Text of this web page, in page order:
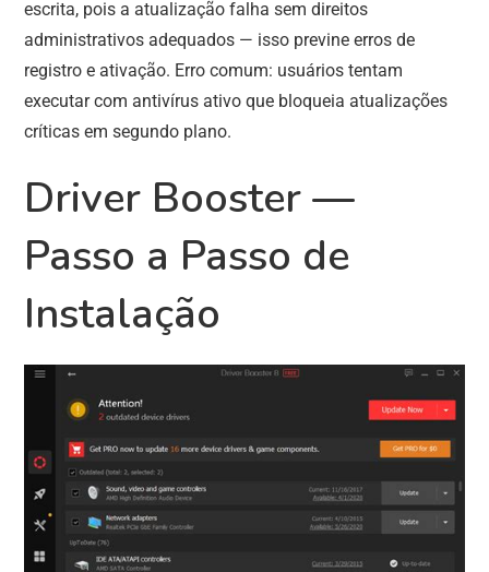
escrita, pois a atualização falha sem direitos
administrativos adequados — isso previne erros de
registro e ativação. Erro comum: usuários tentam
executar com antivírus ativo que bloqueia atualizações
críticas em segundo plano.
Driver Booster —
Passo a Passo de
Instalação